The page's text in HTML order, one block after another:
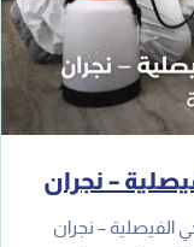
– نجران
بحي الفيصلية – نجران